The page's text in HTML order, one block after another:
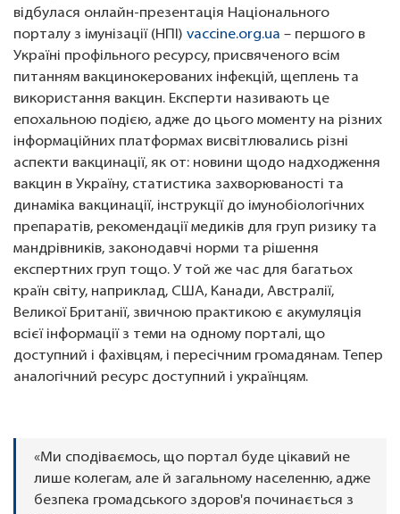
відбулася онлайн-презентація Національного
порталу з імунізації (НПІ) vaccine.org.ua – першого в
Україні профільного ресурсу, присвяченого всім
питанням вакцинокерованих інфекцій, щеплень та
використання вакцин. Експерти називають це
епохальною подією, адже до цього моменту на різних
інформаційних платформах висвітлювались різні
аспекти вакцинації, як от: новини щодо надходження
вакцин в Україну, статистика захворюваності та
динаміка вакцинації, інструкції до імунобіологічних
препаратів, рекомендації медиків для груп ризику та
мандрівників, законодавчі норми та рішення
експертних груп тощо. У той же час для багатьох
країн світу, наприклад, США, Канади, Австралії,
Великої Британії, звичною практикою є акумуляція
всієї інформації з теми на одному порталі, що
доступний і фахівцям, і пересічним громадянам. Тепер
аналогічний ресурс доступний і українцям.
«Ми сподіваємось, що портал буде цікавий не
лише колегам, але й загальному населенню, адже
безпека громадського здоров'я починається з